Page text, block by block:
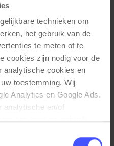
technieken om
het gebruik van de
te meten of te
cookies zijn nodig voor de
analytische cookies en
toestemming. Wij
Analytics en Google Ads.
analytische en/of
en
en zwaar frame (32kg)
bureau frame
met PVC stootrand
(25mm)
130cm
hoogte